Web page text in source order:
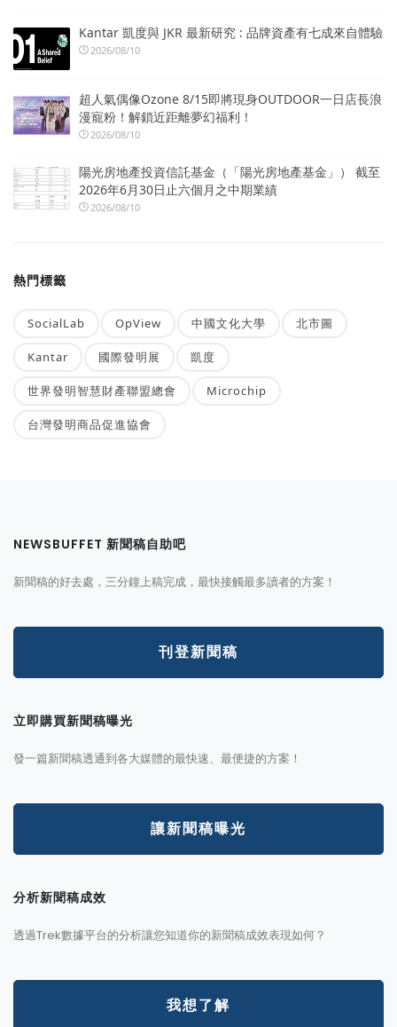
Kantar 凱度與 JKR 最新研究 : 品牌資產有七成來自體驗
2026/08/10
超人氣偶像Ozone 8/15即將現身OUTDOOR一日店長浪
漫寵粉！解鎖近距離夢幻福利！
2026/08/10
陽光房地產投資信託基金（「陽光房地產基金」） 截至
2026年6月30日止六個月之中期業績
2026/08/10
熱門標籤
SocialLab OpView 中國文化大學 北市圖
Kantar 國際發明展 凱度
世界發明智慧財產聯盟總會 Microchip
台灣發明商品促進協會
NEWSBUFFET 新聞稿自助吧
新聞稿的好去處，三分鐘上稿完成，最快接觸最多讀者的方案！
刊登新聞稿
立即購買新聞稿曝光
發一篇新聞稿透通到各大媒體的最快速、最便捷的方案！
讓新聞稿曝光
分析新聞稿成效
透過Trek數據平台的分析讓您知道你的新聞稿成效表現如何？
我想了解